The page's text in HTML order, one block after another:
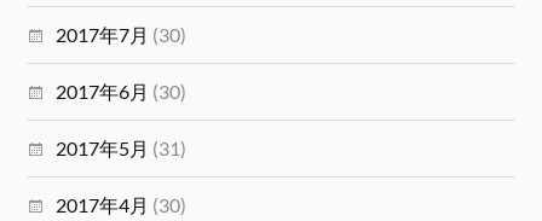
2017年7月 (30)
2017年6月 (30)
2017年5月 (31)
2017年4月 (30)